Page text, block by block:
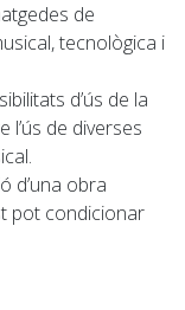
de
tecnològica i
d’ús de la
l’ús de diverses
d’una obra
pot condicionar